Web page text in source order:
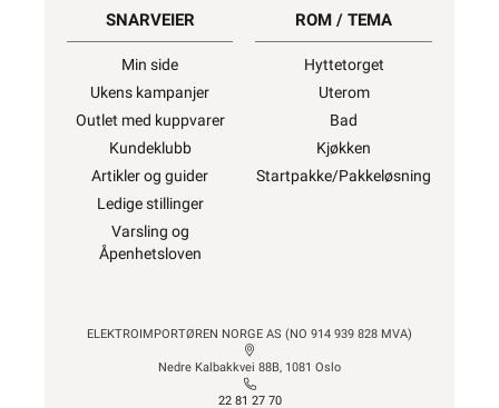
SNARVEIER
Min side
Ukens kampanjer
Outlet med kuppvarer
Kundeklubb
Artikler og guider
Ledige stillinger
Varsling og
Åpenhetsloven
ROM / TEMA
Hyttetorget
Uterom
Bad
Kjøkken
Startpakke/Pakkeløsning
ELEKTROIMPORTØREN NORGE AS (NO 914 939 828 MVA)
Nedre Kalbakkvei 88B, 1081 Oslo
22 81 27 70